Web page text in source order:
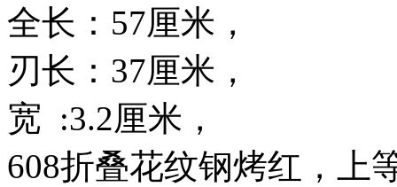
全长：57厘米，
刃长：37厘米，
宽 :3.2厘米，
608折叠花纹钢烤红，上